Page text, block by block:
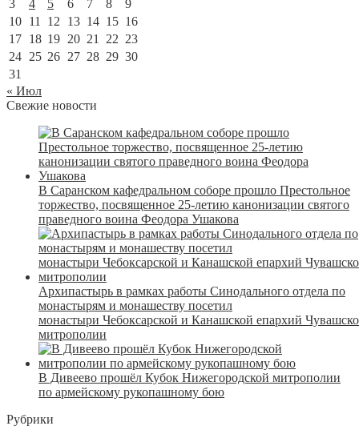
3
4 5 6 7 8
9
10 11 12 13 14 15 16
17 18 19 20 21 22 23
24 25 26 27 28 29 30
31
« Июл
Свежие новости
В Саранском кафедральном соборе прошло Престольное
торжество, посвященное 25-летию канонизации святого
праведного воина Феодора Ушакова
Архипастырь в рамках работы Синодального отдела по
монастырям и монашеству посетил
монастыри Чебоксарской и Канашской епархий
митрополии
В Дивеево прошёл Кубок Нижегородской митрополии
по армейскому рукопашному бою
Рубрики